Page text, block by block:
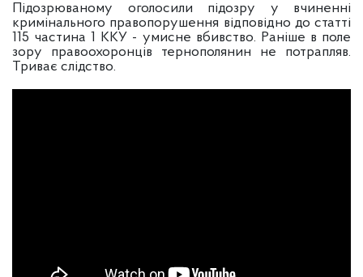
Підозрюваному оголосили підозру у вчиненні
кримінального правопорушення відповідно до статті
115 частина 1 ККУ - умисне вбивство. Раніше в поле
зору правоохоронців тернополянин не потрапляв.
Триває слідство.